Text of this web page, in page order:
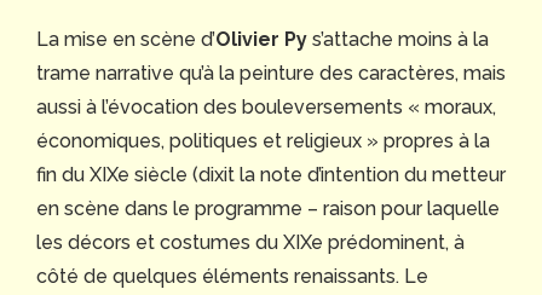
La mise en scène d’Olivier Py s’attache moins à la
trame narrative qu’à la peinture des caractères, mais
aussi à l’évocation des bouleversements « moraux,
économiques, politiques et religieux » propres à la
fin du XIXe siècle (dixit la note d’intention du metteur
en scène dans le programme – raison pour laquelle
les décors et costumes du XIXe prédominent, à
côté de quelques éléments renaissants. Le